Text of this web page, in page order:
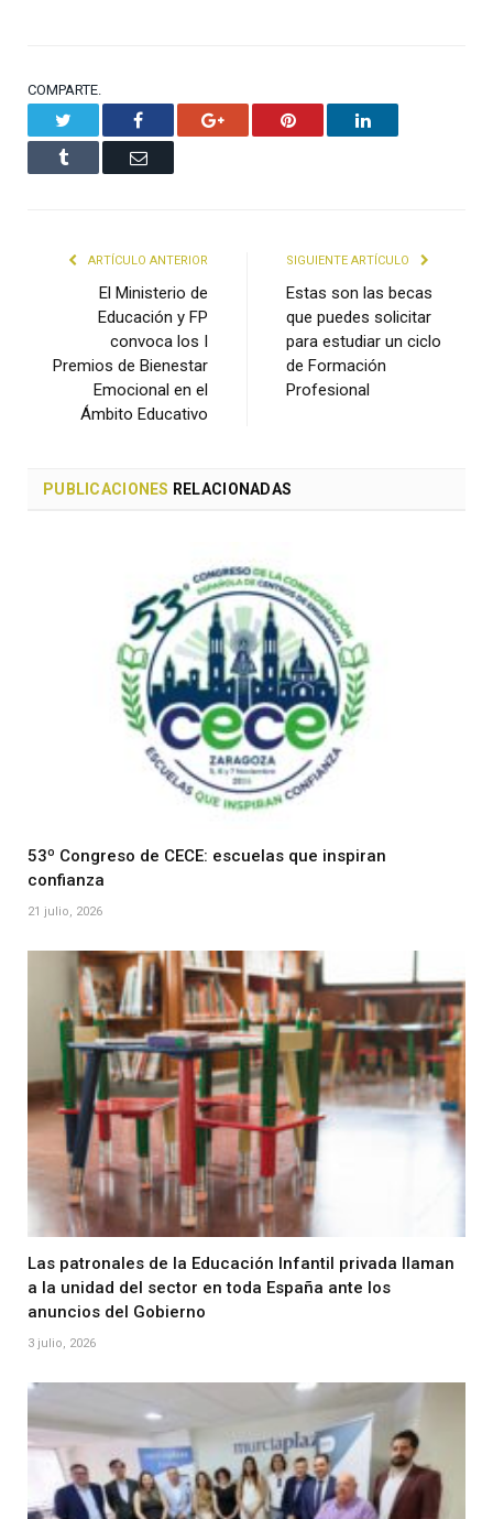
COMPARTE.
Facebook Google+ Pinterest LinkedIn
Tumblr Email
ARTÍCULO ANTERIOR
El Ministerio de
Educación y FP
convoca los I
Premios de Bienestar
Emocional en el
Ámbito Educativo
SIGUIENTE ARTÍCULO
Estas son las becas
que puedes solicitar
para estudiar un ciclo
de Formación
Profesional
PUBLICACIONES RELACIONADAS
53º Congreso de CECE: escuelas que inspiran
confianza
21 julio, 2026
Las patronales de la Educación Infantil privada llaman
a la unidad del sector en toda España ante los
anuncios del Gobierno
3 julio, 2026